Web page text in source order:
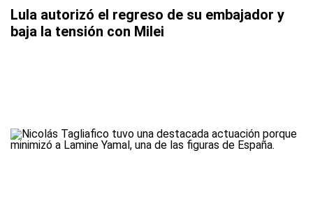
Lula autorizó el regreso de su embajador y
baja la tensión con Milei